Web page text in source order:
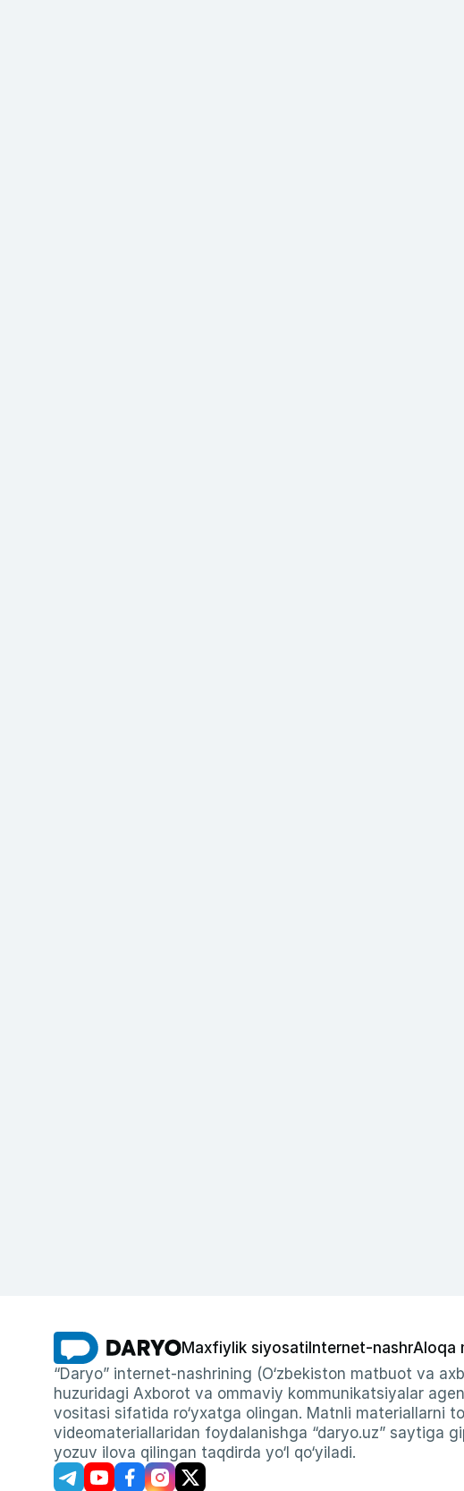
Maxfiylik siyosati Internet-nashrAloqa
“Daryo” internet-nashrining (O‘zbekiston matbuot va
huzuridagi Axborot va ommaviy kommunikatsiyalar
vositasi sifatida ro‘yxatga olingan. Matnli materiallarni
videomateriallaridan foydalanishga “daryo.uz” saytiga
yozuv ilova qilingan taqdirda yo‘l qo‘yiladi.